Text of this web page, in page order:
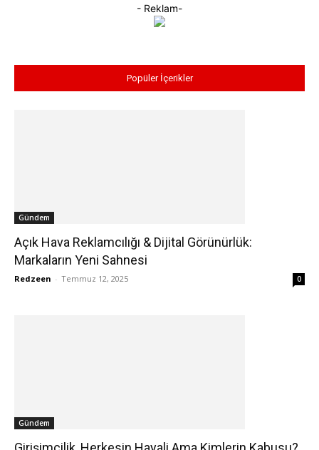
- Reklam-
Popüler İçerikler
Gündem
Açık Hava Reklamcılığı & Dijital Görünürlük:
Markaların Yeni Sahnesi
Redzeen - Temmuz 12, 2025 0
Gündem